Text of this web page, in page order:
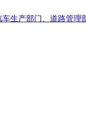
生产部门、道路管理